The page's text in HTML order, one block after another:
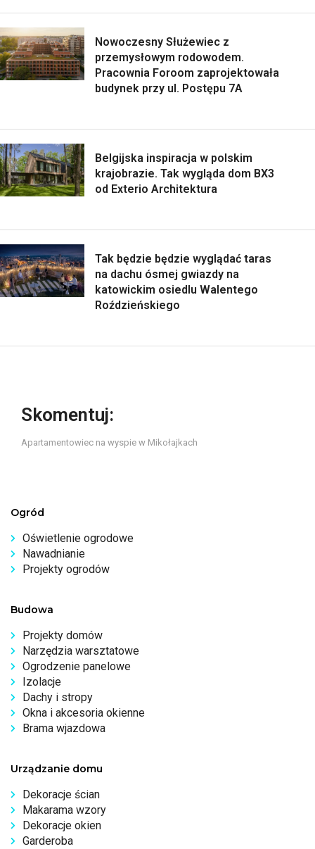
Nowoczesny Służewiec z
przemysłowym rodowodem.
Pracownia Foroom zaprojektowała
budynek przy ul. Postępu 7A
Belgijska inspiracja w polskim
krajobrazie. Tak wygląda dom BX3
od Exterio Architektura
Tak będzie będzie wyglądać taras
na dachu ósmej gwiazdy na
katowickim osiedlu Walentego
Roździeńskiego
Skomentuj:
Apartamentowiec na wyspie w Mikołajkach
Ogród
Oświetlenie ogrodowe
Nawadnianie
Projekty ogrodów
Budowa
Projekty domów
Narzędzia warsztatowe
Ogrodzenie panelowe
Izolacje
Dachy i stropy
Okna i akcesoria okienne
Brama wjazdowa
Urządzanie domu
Dekoracje ścian
Makarama wzory
Dekoracje okien
Garderoba